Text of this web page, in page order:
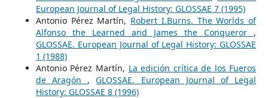
European Journal of Legal History: GLOSSAE 7 (1995)
Antonio Pérez Martín, Robert I.Burns. The Worlds of
Alfonso the Learned and James the Conqueror ,
GLOSSAE. European Journal of Legal History: GLOSSAE
1 (1988)
Antonio Pérez Martín, La edición crítica de los Fueros
de Aragón ,GLOSSAE. European Journal of Legal
History: GLOSSAE 8 (1996)